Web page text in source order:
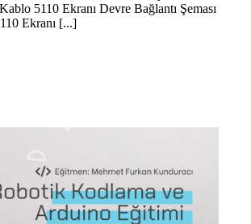
5110 Ekranı Devre Bağlantı Şeması
Ekranı [...]